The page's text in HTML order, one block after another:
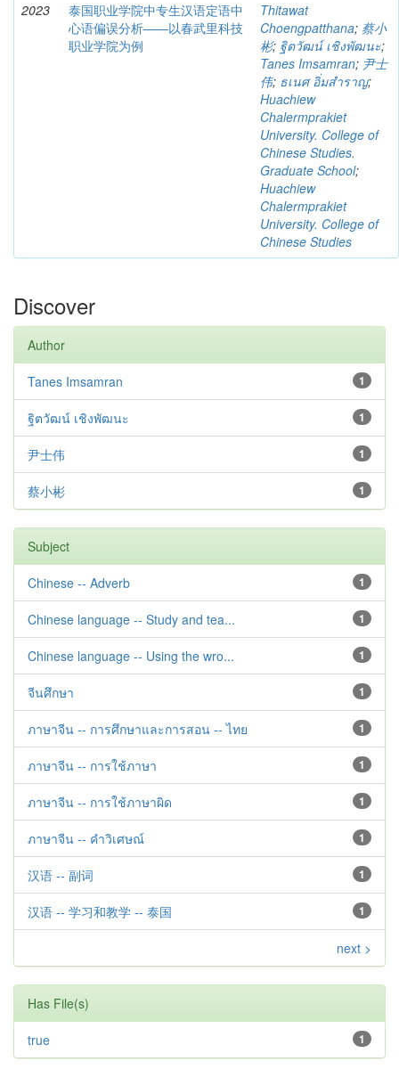
2023
泰国职业学院中专生汉语定语中
心语偏误分析——以春武里科技
职业学院为例
Thitawat
Choengpatthana; 蔡小
彬; ฐิตวัฒน์ เชิงพัฒนะ;
Tanes Imsamran; 尹士
伟; ธเนศ อิ่มสำราญ;
Huachiew
Chalermprakiet
University. College of
Chinese Studies.
Graduate School;
Huachiew
Chalermprakiet
University. College of
Chinese Studies
Discover
Author
1
Tanes Imsamran
1
ฐิตวัฒน์ เชิงพัฒนะ
1
尹士伟
1
蔡小彬
Subject
1
Chinese -- Adverb
1
Chinese language -- Study and tea...
1
Chinese language -- Using the wro...
1
จีนศึกษา
1
ภาษาจีน -- การศึกษาและการสอน -- ไทย
1
ภาษาจีน -- การใช้ภาษา
1
ภาษาจีน -- การใช้ภาษาผิด
1
ภาษาจีน -- คำวิเศษณ์
1
汉语 -- 副词
1
汉语 -- 学习和教学 -- 泰国
next >
Has File(s)
1
true